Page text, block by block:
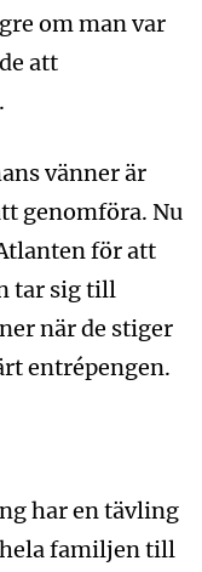
om man var
att
vänner är
genomföra. Nu
för att
tar sig till
när de stiger
entrépengen.
har en tävling
hela familjen till